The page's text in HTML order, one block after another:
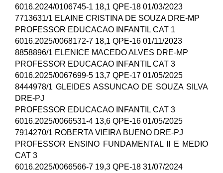
6016.2024/0106745-1 18,1 QPE-18 01/03/2023
7713631/1 ELAINE CRISTINA DE SOUZA DRE-MP
PROFESSOR EDUCACAO INFANTIL CAT 1
6016.2025/0068172-7 18,1 QPE-16 01/11/2023
8858896/1 ELENICE MACEDO ALVES DRE-MP
PROFESSOR EDUCACAO INFANTIL CAT 3
6016.2025/0067699-5 13,7 QPE-17 01/05/2025
8444978/1 GLEIDES ASSUNCAO DE SOUZA SILVA
DRE-PJ
PROFESSOR EDUCACAO INFANTIL CAT 3
6016.2025/0066531-4 13,6 QPE-16 01/05/2025
7914270/1 ROBERTA VIEIRA BUENO DRE-PJ
PROFESSOR ENSINO FUNDAMENTAL II E MEDIO
CAT 3
6016.2025/0066566-7 19,3 QPE-18 31/07/2024